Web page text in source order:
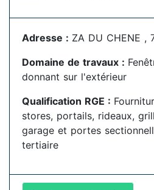
Adresse : ZA DU CHENE ,
Domaine de travaux :
donnant sur l'extérieur
Qualification RGE :
stores, portails, rideaux,
garage et portes
tertiaire